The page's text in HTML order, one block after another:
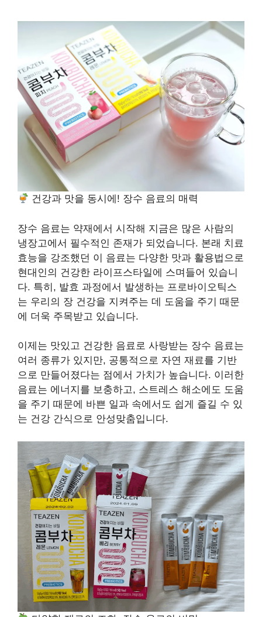
건강과 맛을 동시에! 장수 음료의 매력
장수 음료는 약재에서 시작해 지금은 많은 사람의
냉장고에서 필수적인 존재가 되었습니다. 본래 치료
효능을 강조했던 이 음료는 다양한 맛과 활용법으로
현대인의 건강한 라이프스타일에 스며들어 있습니
다. 특히, 발효 과정에서 발생하는 프로바이오틱스
는 우리의 장 건강을 지켜주는 데 도움을 주기 때문
에 더욱 주목받고 있습니다.
이제는 맛있고 건강한 음료로 사랑받는 장수 음료는
여러 종류가 있지만, 공통적으로 자연 재료를 기반
으로 만들어졌다는 점에서 가치가 높습니다. 이러한
음료는 에너지를 보충하고, 스트레스 해소에도 도움
을 주기 때문에 바쁜 일과 속에서도 쉽게 즐길 수 있
는 건강 간식으로 안성맞춤입니다.